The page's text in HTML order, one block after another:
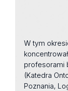
W tym
profesorami
(Katedra
Poznania,